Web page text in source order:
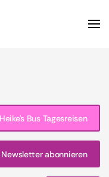
Bus Tagesreisen
abonnieren